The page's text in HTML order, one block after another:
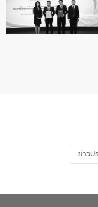
ข่าวป